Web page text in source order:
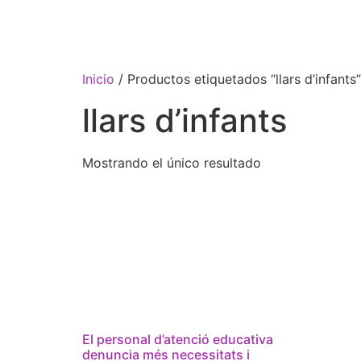
Inicio / Productos etiquetados “llars d’infants”
llars d’infants
Mostrando el único resultado
El personal d’atenció educativa
denuncia més necessitats i